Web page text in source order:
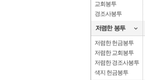
교회봉투
경조사봉투
저렴한 헌금봉투
저렴한 교회봉투
저렴한 경조사봉투
색지 헌금봉투